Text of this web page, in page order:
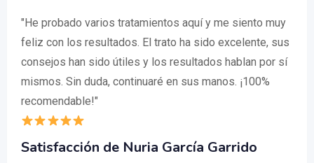
"He probado varios tratamientos aquí y me siento muy
feliz con los resultados. El trato ha sido excelente, sus
consejos han sido útiles y los resultados hablan por sí
mismos. Sin duda, continuaré en sus manos. ¡100%
recomendable!"
Satisfacción de Nuria García Garrido